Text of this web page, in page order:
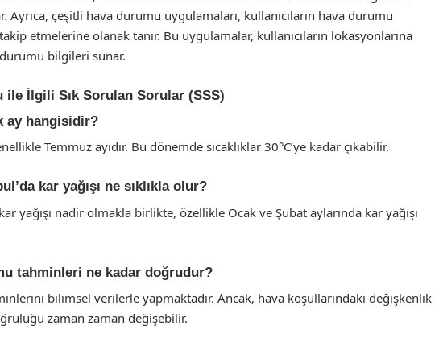
Ayrıca, çeşitli hava durumu uygulamaları, kullanıcıların hava durumu
etmelerine olanak tanır. Bu uygulamalar, kullanıcıların lokasyonlarına
bilgileri sunar.
ile İlgili Sık Sorulan Sorular (SSS)
ay hangisidir?
Temmuz ayıdır. Bu dönemde sıcaklıklar 30°C’ye kadar çıkabilir.
kar yağışı ne sıklıkla olur?
yağışı nadir olmakla birlikte, özellikle Ocak ve Şubat aylarında kar yağışı
tahminleri ne kadar doğrudur?
bilimsel verilerle yapmaktadır. Ancak, hava koşullarındaki değişkenlik
zaman zaman değişebilir.